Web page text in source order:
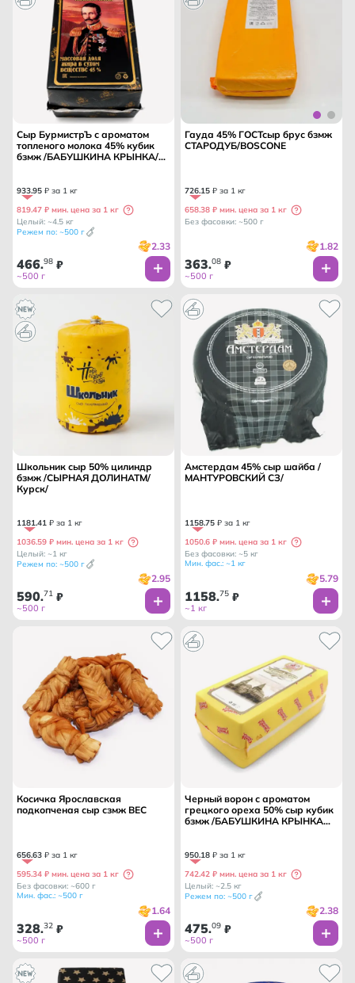
Сыр БурмистрЪ с ароматом
топленого молока 45% кубик
бзмж /БАБУШКИНА КРЫНКА/
933.95 ₽ за 1 кг
819.47 ₽ мин. цена за 1 кг
Целый: ~4.5 кг
Режем по: ~500 г
2.33
466.98 ₽
~500 г
Гауда 45% ГОСТсыр брус бзмж
СТАРОДУБ/BOSCONE
726.15 ₽ за 1 кг
658.38 ₽ мин. цена за 1 кг
Без фасовки: ~500 г
1.82
363.08 ₽
~500 г
Школьник сыр 50% цилиндр
бзмж /СЫРНАЯ ДОЛИНАТМ/
Курск/
1181.41 ₽ за 1 кг
1036.59 ₽ мин. цена за 1 кг
Целый: ~1 кг
Режем по: ~500 г
2.95
590.71 ₽
~500 г
Амстердам 45% сыр шайба /
МАНТУРОВСКИЙ СЗ/
1158.75 ₽ за 1 кг
1050.6 ₽ мин. цена за 1 кг
Без фасовки: ~5 кг
Мин. фас.: ~1 кг
5.79
1158.75 ₽
~1 кг
Косичка Ярославская
подкопченая сыр сзмж ВЕС
656.63 ₽ за 1 кг
595.34 ₽ мин. цена за 1 кг
Без фасовки: ~600 г
Мин. фас.: ~500 г
1.64
328.32 ₽
~500 г
Черный ворон с ароматом
грецкого ореха 50% сыр кубик
бзмж /БАБУШКИНА КРЫНКА
950.18 ₽ за 1 кг
742.42 ₽ мин. цена за 1 кг
Целый: ~2.5 кг
Режем по: ~500 г
2.38
475.09 ₽
~500 г